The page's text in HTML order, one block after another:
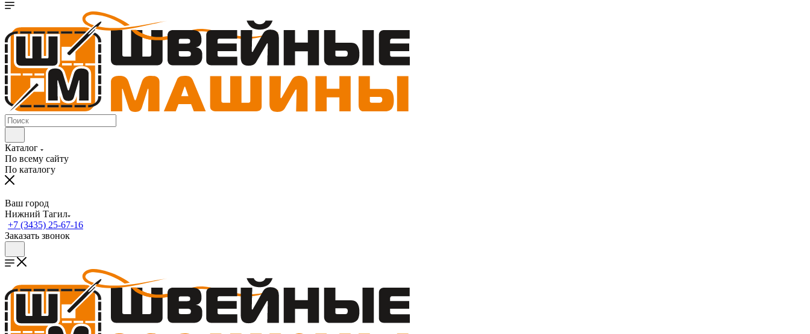
Каталог
По всему сайту
По каталогу
Ваш город
Нижний Тагил
+7 (3435) 25-67-16
Заказать звонок